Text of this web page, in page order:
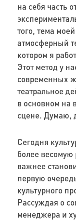
на себя часть
того, тема
атмосферный
котором я
Этот метод у
современных
театральное
в основном на
сцене. Думаю,
Сегодня
более весомую
важнее
первую
культурного
Рассуждая о
менеджера и